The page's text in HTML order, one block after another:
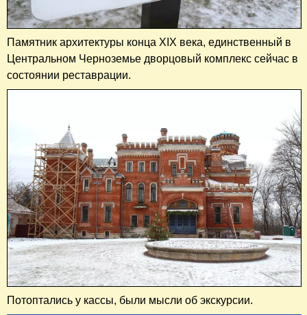
Памятник архитектуры конца XIX века, единственный в
Центральном Черноземье дворцовый комплекс сейчас в
состоянии реставрации.
Потоптались у кассы, были мысли об экскурсии.